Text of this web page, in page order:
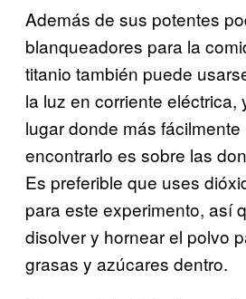
Además de sus potentes
blanqueadores para la
titanio también puede
la luz en corriente eléctrica,
lugar donde más
encontrarlo es sobre las
Es preferible que uses
para este experimento, así
disolver y hornear el polvo
grasas y azúcares dentro.